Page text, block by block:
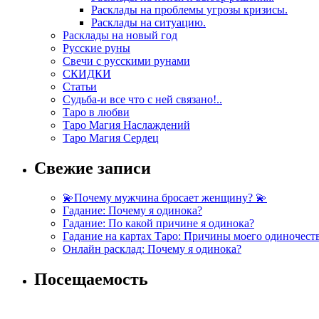
Расклады на проблемы угрозы кризисы.
Расклады на ситуацию.
Расклады на новый год
Русские руны
Свечи с русскими рунами
СКИДКИ
Статьи
Судьба-и все что с ней связано!..
Таро в любви
Таро Магия Наслаждений
Таро Магия Сердец
Свежие записи
💫Почему мужчина бросает женщину? 💫
Гадание: Почему я одинока?
Гадание: По какой причине я одинока?
Гадание на картах Таро: Причины моего
Онлайн расклад: Почему я одинока?
Посещаемость